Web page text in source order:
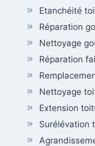
Etanchéité
Réparation
Nettoyage
Réparation
Nettoyage
Extension
Surélévation